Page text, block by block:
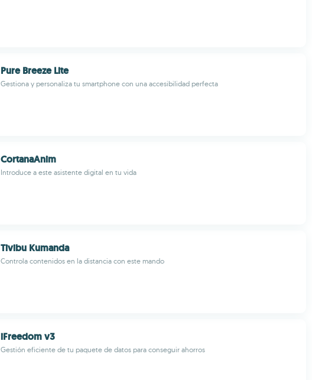
Pure Breeze Lite
Gestiona y personaliza tu smartphone con una accesibilidad perfecta
CortanaAnim
Introduce a este asistente digital en tu vida
Tivibu Kumanda
Controla contenidos en la distancia con este mando
iFreedom v3
Gestión eficiente de tu paquete de datos para conseguir ahorros